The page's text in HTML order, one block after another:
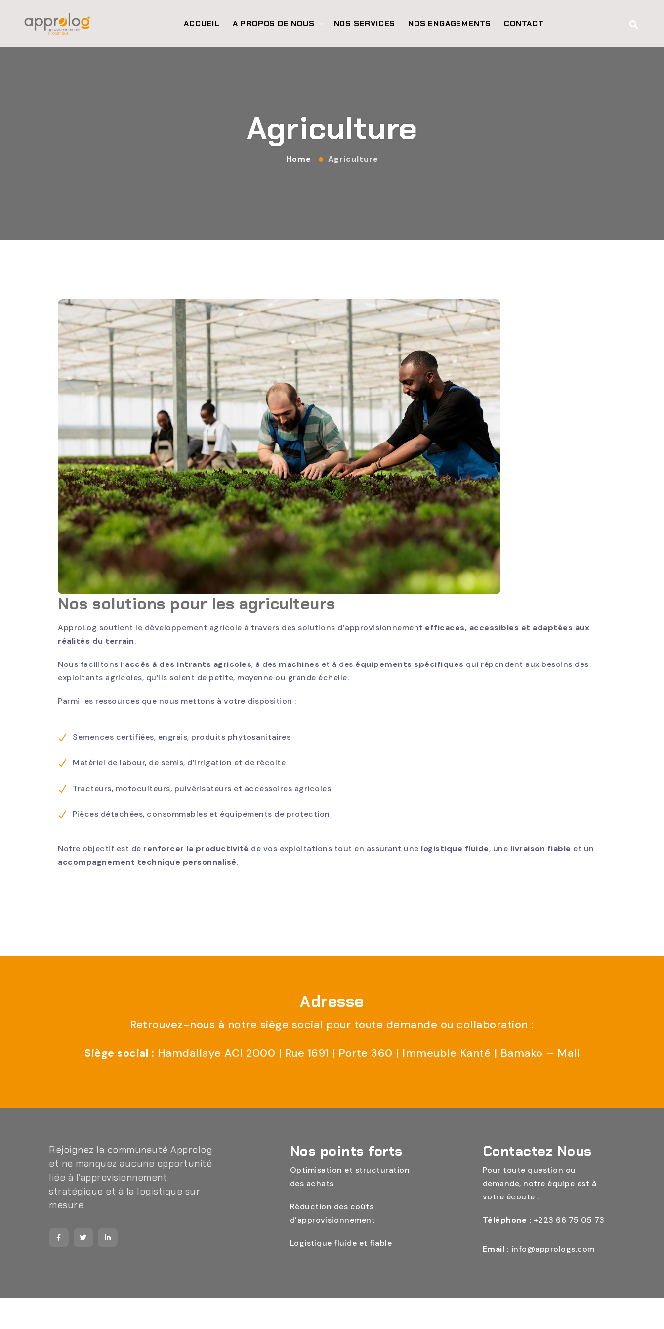
ACCUEIL A PROPOS DE NOUS NOS SERVICES NOS ENGAGEMENTS CONTACT
Agriculture
Home Agriculture
Nos solutions pour les agriculteurs
ApproLog soutient le développement agricole à travers des solutions d’approvisionnement efficaces, accessibles et adaptées aux
réalités du terrain.
Nous facilitons l’accès à des intrants agricoles, à des machines et à des équipements spécifiques qui répondent aux besoins des
exploitants agricoles, qu’ils soient de petite, moyenne ou grande échelle.
Parmi les ressources que nous mettons à votre disposition :
Semences certifiées, engrais, produits phytosanitaires
Matériel de labour, de semis, d’irrigation et de récolte
Tracteurs, motoculteurs, pulvérisateurs et accessoires agricoles
Pièces détachées, consommables et équipements de protection
Notre objectif est de renforcer la productivité de vos exploitations tout en assurant une logistique fluide, une livraison fiable et un
accompagnement technique personnalisé.
Adresse
Retrouvez-nous à notre siège social pour toute demande ou collaboration :
Siège social : Hamdallaye ACI 2000 | Rue 1691 | Porte 360 | Immeuble Kanté | Bamako – Mali
Rejoignez la communauté Approlog
et ne manquez aucune opportunité
liée à l’approvisionnement
stratégique et à la logistique sur
mesure
Nos points forts
Optimisation et structuration
des achats
Réduction des coûts
d’approvisionnement
Logistique fluide et fiable
Contactez Nous
Pour toute question ou
demande, notre équipe est à
votre écoute :
Téléphone : +223 66 75 05 73
Email : info@apprologs.com